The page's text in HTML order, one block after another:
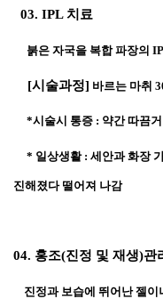
03. IPL 치료
붉은 자국을 복합 파장의
[시술과정] 바르는 마취
*시술시 통증 : 약간 따끔거
* 일상생활 : 세안과 화장
진해졌다 떨어져 나감
04. 홍조(진정 및 재생)관
진정과 보습에 뛰어난 젤이